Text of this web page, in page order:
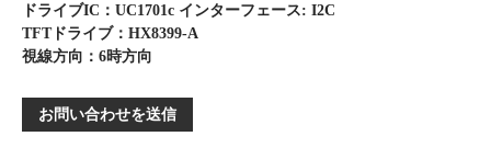
ドライブIC：UC1701c インターフェース: I2C
TFTドライブ：HX8399-A
視線方向：6時方向
お問い合わせを送信